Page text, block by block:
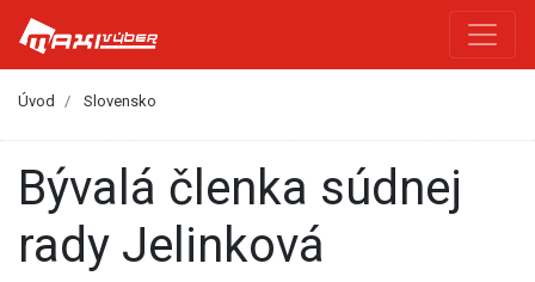
Úvod Slovensko
Bývalá členka súdnej
rady Jelinková